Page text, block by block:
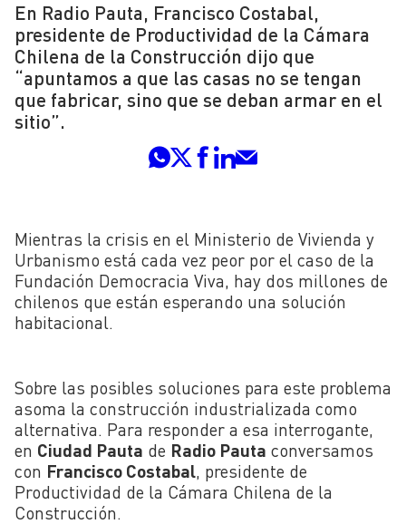
En Radio Pauta, Francisco Costabal,
presidente de Productividad de la Cámara
Chilena de la Construcción dijo que
“apuntamos a que las casas no se tengan
que fabricar, sino que se deban armar en el
sitio”.
Mientras la crisis en el Ministerio de Vivienda y
Urbanismo está cada vez peor por el caso de la
Fundación Democracia Viva, hay dos millones de
chilenos que están esperando una solución
habitacional.
Sobre las posibles soluciones para este problema
asoma la construcción industrializada como
alternativa. Para responder a esa interrogante,
en Ciudad Pauta de Radio Pauta conversamos
con Francisco Costabal, presidente de
Productividad de la Cámara Chilena de la
Construcción.